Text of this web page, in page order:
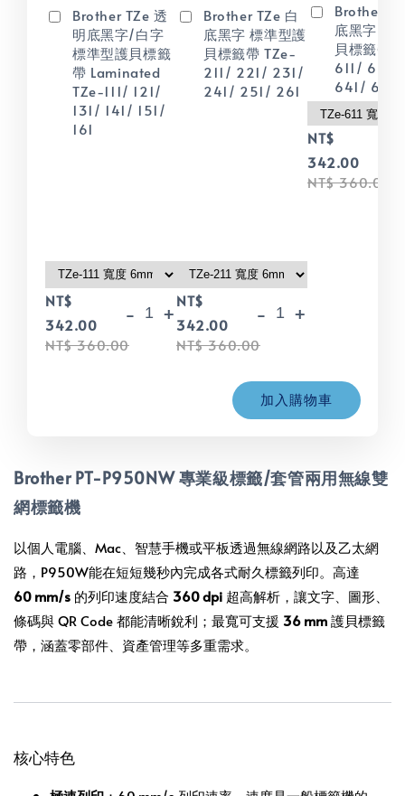
Brother TZe 透
明底黑字/白字
標準型護貝標籤
帶 Laminated
TZe-111/ 121/
131/ 141/ 151/
161
NT$
342.00
NT$ 360.00
- +
Brother TZe 白
底黑字 標準型護
貝標籤帶 TZe-
211/ 221/ 231/
241/ 251/ 261
NT$
342.00
NT$ 360.00
- +
Brother
底黑字 標
貝標籤帶
611/ 621/
641/ 651/
NT$
342.00
NT$ 360.00
加入購物車
Brother PT-P950NW 專業級標籤/套管兩用無線雙
網標籤機
以個人電腦、Mac、智慧手機或平板透過無線網路以及乙太網
路，P950W能在短短幾秒內完成各式耐久標籤列印。高達
60 mm/s 的列印速度結合 360 dpi 超高解析，讓文字、圖形、
條碼與 QR Code 都能清晰銳利；最寬可支援 36 mm護貝標籤
帶，涵蓋零部件、資產管理等多重需求。
核心特色